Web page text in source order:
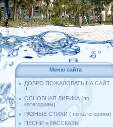
Меню сайта
ДОБРО ПОЖАЛОВАТЬ НА САЙТ
!!!
ОСНОВНАЯ ЛИРИКА (по
категориям)
РАЗНЫЕ СТИХИ ( по категориям)
ПЕСНИ и РАССКАЗЫ